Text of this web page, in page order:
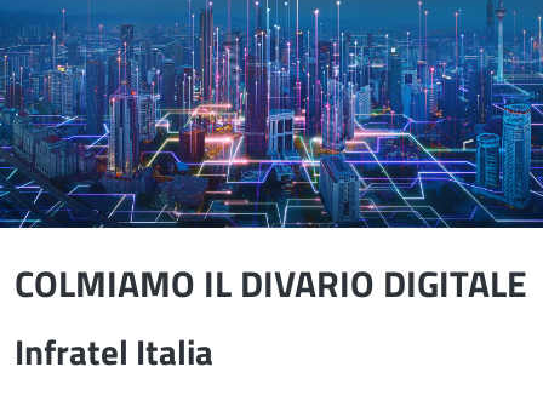
COLMIAMO IL DIVARIO DIGITALE
Infratel Italia